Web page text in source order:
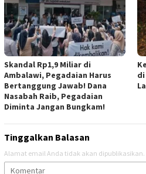
Skandal Rp1,9 Miliar di
Ambalawi, Pegadaian Harus
Bertanggung Jawab! Dana
Nasabah Raib, Pegadaian
Diminta Jangan Bungkam!
di
Tinggalkan Balasan
Alamat email Anda tidak akan dipublikasikan.